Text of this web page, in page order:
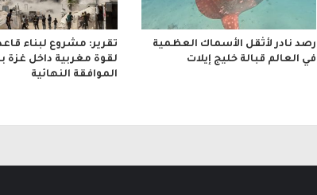
رصد نادر لأثقل الأسماك العظمية
في العالم قبالة خليج إيلات
تقرير: مشروع لبناء
لقوة مغربية داخل غزة
الموافقة النهائية